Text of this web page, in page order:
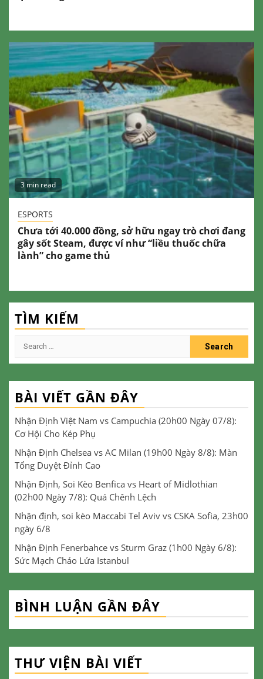
3 min read
ESPORTS
Chưa tới 40.000 đồng, sở hữu ngay trò chơi đang
gây sốt Steam, được ví như “liều thuốc chữa
lành” cho game thủ
TÌM KIẾM
Search
BÀI VIẾT GẦN ĐÂY
Nhận Định Việt Nam vs Campuchia (20h00 Ngày 07/8):
Cơ Hội Cho Kép Phụ
Nhận Định Chelsea vs AC Milan (19h00 Ngày 8/8): Màn
Tổng Duyệt Đỉnh Cao
Nhận Định, Soi Kèo Benfica vs Heart of Midlothian
(02h00 Ngày 7/8): Quá Chênh Lệch
Nhận định, soi kèo Maccabi Tel Aviv vs CSKA Sofia, 23h00
ngày 6/8
Nhận Định Fenerbahce vs Sturm Graz (1h00 Ngày 6/8):
Sức Mạch Chảo Lửa Istanbul
BÌNH LUẬN GẦN ĐÂY
THƯ VIỆN BÀI VIẾT